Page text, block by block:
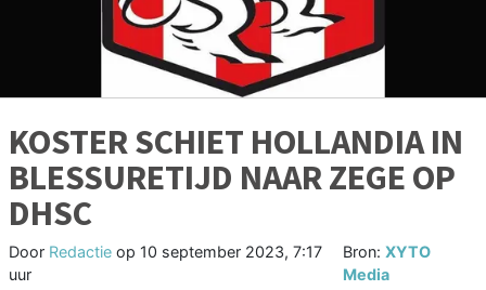
KOSTER SCHIET HOLLANDIA IN
BLESSURETIJD NAAR ZEGE OP
DHSC
Door Redactie op 10 september 2023, 7:17
uur
Bron: XYTO
Media